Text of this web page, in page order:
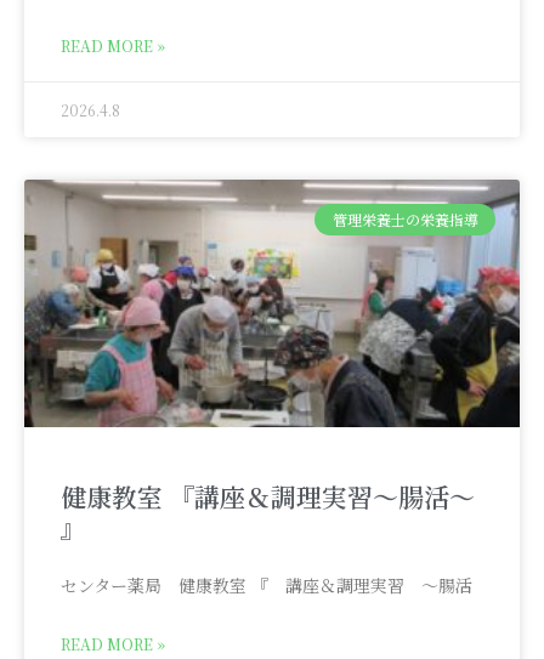
READ MORE »
2026.4.8
管理栄養士の栄養指導
健康教室 『講座＆調理実習～腸活～
』
センター薬局 健康教室 『 講座＆調理実習 ～腸活
READ MORE »